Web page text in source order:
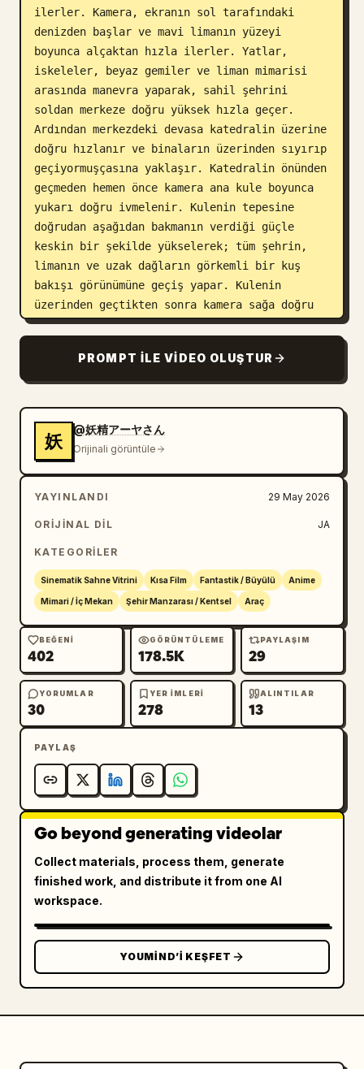
ilerler. Kamera, ekranın sol tarafındaki
denizden başlar ve mavi limanın yüzeyi
boyunca alçaktan hızla ilerler. Yatlar,
iskeleler, beyaz gemiler ve liman mimarisi
arasında manevra yaparak, sahil şehrini
soldan merkeze doğru yüksek hızla geçer.
Ardından merkezdeki devasa katedralin üzerine
doğru hızlanır ve binaların üzerinden sıyırıp
geçiyormuşçasına yaklaşır. Katedralin önünden
geçmeden hemen önce kamera ana kule boyunca
yukarı doğru ivmelenir. Kulenin tepesine
doğrudan aşağıdan bakmanın verdiği güçle
keskin bir şekilde yükselerek; tüm şehrin,
limanın ve uzak dağların görkemli bir kuş
bakışı görünümüne geçiş yapar. Kulenin
üzerinden geçtikten sonra kamera sağa doğru
sert bir yatış yapar ve yörüngeye girer.
dinamik bir şekilde saat yönünde döner; beyaz
saray benzeri sokakları, mavi denizi,
akıcı bir şekilde sergiler. Daha sonra
kamera, sağ taraftaki şehrin üzerinden yüksek
hızla geçer ve kırmızı çizginin rotasını
takip ederek yavaşça alçalır. Kanal yolları,
meydanlar, iskeleler ve altın süslemeli
binaların üzerinden alçaktan süzülerek, sağ
tarafındaki caddeye doğru uçar. Video
sinematik, ultra yüksek çözünürlüklü,
pürüzsüz kamera hareketlerine sahip, yüksek
bulanıklığı, gerçekçi atmosfer, su
yansımaları, güneş ışığı ve üç boyutlu
bulutlar içeren, görkemli bir fantezi liman
şehrinin ölçeğini vurgulayan bir yapıdadır.
Kırmızı kılavuz çizgileri, oklar, el çizimi
görüntülenmemelidir.
PROMPT ILE VIDEO OLUŞTUR
妖
@妖精アーヤさん
Orijinali görüntüle
YAYINLANDI 29 May 2026
ORIJINAL DIL JA
KATEGORILER
Sinematik Sahne Vitrini Kısa Film Fantastik / Büyülü Anime
Mimari / İç Mekan Şehir Manzarası / Kentsel Araç
BEĞENI
402
GÖRÜNTÜLEME
178.5K
PAYLAŞIM
29
YORUMLAR
30
YER IMLERI
278
ALINTILAR
13
PAYLAŞ
Go beyond generating videolar
Collect materials, process them, generate
finished work, and distribute it from one AI
workspace.
YOUMIND’I KEŞFET